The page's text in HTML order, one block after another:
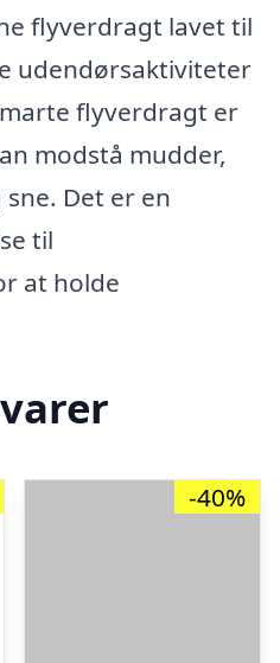
flyverdragt lavet til
udendørsaktiviteter
flyverdragt er
modstå mudder,
Det er en
til
at holde
-40%